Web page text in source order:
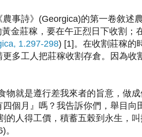
農事詩》(Georgica)的第一卷敘述
黃金莊稼 ，要在午正烈日下收割；
1.297-298) [1]。在收割莊稼的
更多工人把莊稼收割存倉。因為收
物就是遵行差我來者的旨意，做
個月』嗎？我告訴你們，舉目向
的人得工價，積蓄五榖到永生，
。